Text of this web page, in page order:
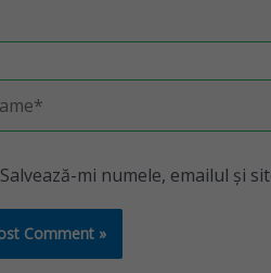
Salvează-mi numele, emailul și